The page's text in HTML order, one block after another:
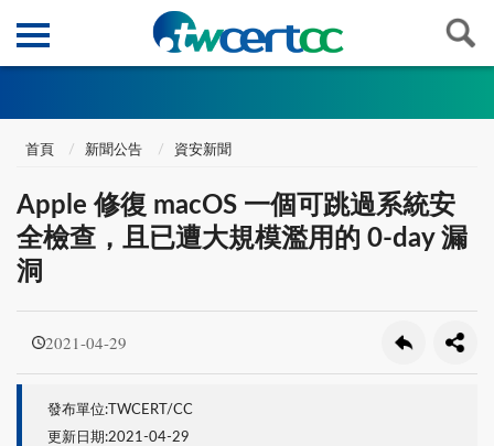
首頁 新聞公告 資安新聞
Apple 修復 macOS 一個可跳過系統安
全檢查，且已遭大規模濫用的 0-day 漏
洞
2021-04-29
發布單位:TWCERT/CC
更新日期:2021-04-29